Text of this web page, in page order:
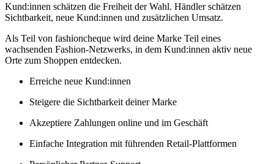
Kund:innen schätzen die Freiheit der Wahl. Händler schätzen
Sichtbarkeit, neue Kund:innen und zusätzlichen Umsatz.
Als Teil von fashioncheque wird deine Marke Teil eines
wachsenden Fashion-Netzwerks, in dem Kund:innen aktiv neue
Orte zum Shoppen entdecken.
Erreiche neue Kund:innen
Steigere die Sichtbarkeit deiner Marke
Akzeptiere Zahlungen online und im Geschäft
Einfache Integration mit führenden Retail-Plattformen